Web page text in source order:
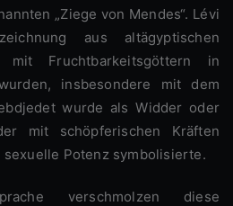
„Ziege von Mendes“. Lévi
aus altägyptischen
Fruchtbarkeitsgöttern in
insbesondere mit dem
wurde als Widder oder
mit schöpferischen Kräften
Potenz symbolisierte.